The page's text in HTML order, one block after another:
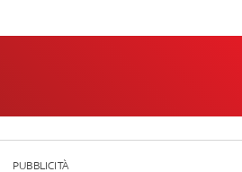
PUBBLICITÀ